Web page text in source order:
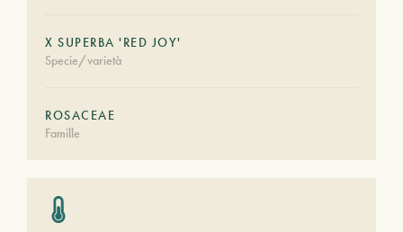
X SUPERBA 'RED JOY'
Specie/varietà
ROSACEAE
Famille